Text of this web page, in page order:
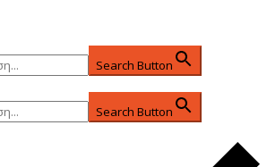
Search Button
Search Button